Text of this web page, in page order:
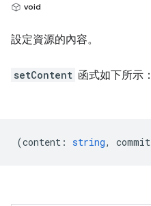
void
設定資源的內容。
setContent 函式如下所示：
(content : string, commit